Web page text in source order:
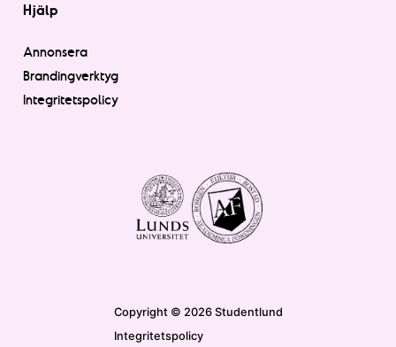
Hjälp
Annonsera
Brandingverktyg
Integritetspolicy
Copyright © 2026 Studentlund
Integritetspolicy